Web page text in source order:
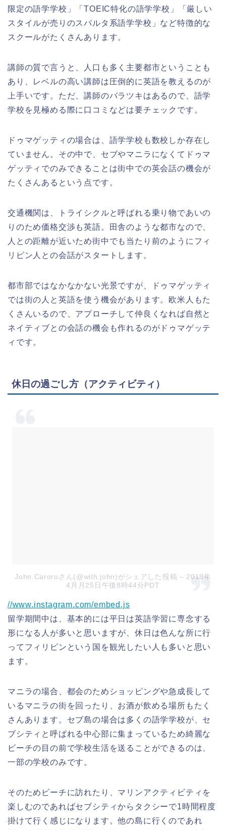
限定の語学学校」「TOEIC特化の語学学校」「厳しい
スタイルが売りのスパルタ系語学学校」など特徴的な
スクールがたくさんあります。
講師の質で言うと、人口も多く主要都市ということも
あり、レベルの高い講師は圧倒的に英語を教えるのが
上手いです。ただ、講師のバラツキはあるので、語学
学校を見極める際に口コミなどは要チェックです。
ドゥマゲッティの場合は、語学学校も数校しか存在し
ていません。その中で、セブやマニラになくてドゥマ
ゲッティでのみできることは街中での英会話の機会が
たくさんあるという点です。
交通機関は、トライシクルと呼ばれる乗り物であいの
りのため価格交渉も英語。田舎のような都市なので、
人との距離が近いため街中でも当たり前のようにフィ
リピン人との会話がスタートします。
都市部ではなかなかない光景ですが、ドゥマゲッティ
では街の人と英語を使う機会があります。欧米人もた
くさんいるので、アプローチして仲良くなれば自然と
ネイティブとの会話の機会も作れるのがドゥマゲッテ
ィです。
休日の過ごし方（アクティビティ）
John.Caroroさん(@with.john)がシェアした投稿 – 2018年
4月月25日午後8時44分PDT
//www.instagram.com/embed.js
留学期間中は、基本的には平日は英語学習に専念する
形になる人が多いと思いますが、休日は色んな所に行
ってフィリピンという国を観光したい人も多いと思い
ます。
マニラの場合、都会のためショッピングや急成長して
いるマニラの街を回ったり、お酒が飲める場所もたく
さんあります。セブ島の場合は多くの語学学校が、セ
ブシティと呼ばれる中心部に集まっているため綺麗な
ビーチの目の前で学校生活を送ることができるのは、
一部の学校のみです。
そのためビーチに訪れたり、マリンアクティビティを
楽しむのであればセブシティからタクシーで1時間程度
掛けて行く感じになります。他の島に行くのであれ